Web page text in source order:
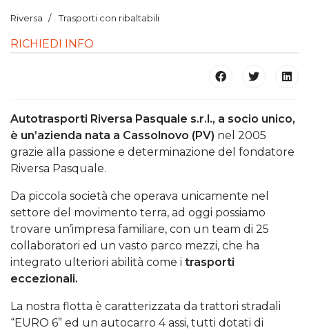
Riversa Trasporti con ribaltabili
RICHIEDI INFO
Autotrasporti Riversa Pasquale s.r.l., a socio unico,
è un’azienda nata a Cassolnovo (PV) nel 2005
grazie alla passione e determinazione del fondatore
Riversa Pasquale.
Da piccola società che operava unicamente nel
settore del movimento terra, ad oggi possiamo
trovare un’impresa familiare, con un team di 25
collaboratori ed un vasto parco mezzi, che ha
integrato ulteriori abilità come i trasporti
eccezionali.
La nostra flotta è caratterizzata da trattori stradali
“EURO 6” ed un autocarro 4 assi, tutti dotati di